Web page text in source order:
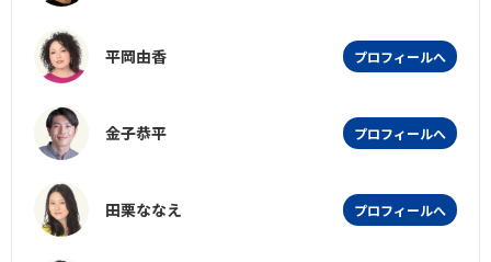
平岡由香 プロフィールへ
金子恭平 プロフィールへ
田栗ななえ プロフィールへ